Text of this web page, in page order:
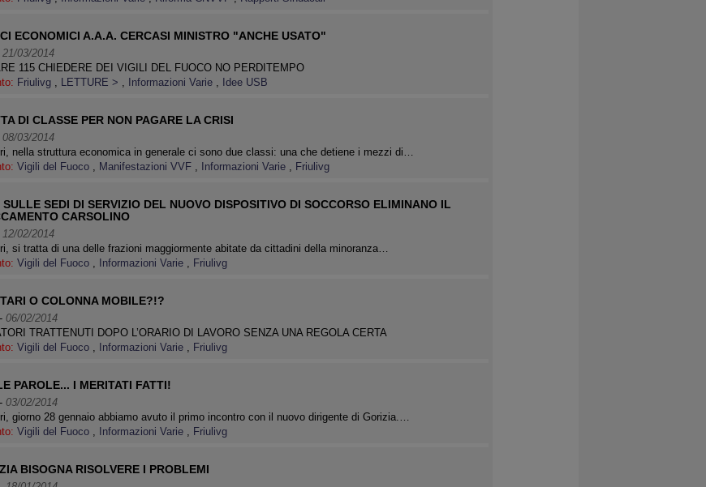
ECONOMICI A.A.A. CERCASI MINISTRO "ANCHE USATO"
21/03/2014
115 CHIEDERE DEI VIGILI DEL FUOCO NO PERDITEMPO
Friulivg , LETTURE > , Informazioni Varie , Idee USB
DI CLASSE PER NON PAGARE LA CRISI
08/03/2014
nella struttura economica in generale ci sono due classi: una che detiene i mezzi di…
Vigili del Fuoco , Manifestazioni VVF , Informazioni Varie , Friulivg
SEDI DI SERVIZIO DEL NUOVO DISPOSITIVO DI SOCCORSO ELIMINANO IL
CARSOLINO
12/02/2014
si tratta di una delle frazioni maggiormente abitate da cittadini della minoranza…
Vigili del Fuoco , Informazioni Varie , Friulivg
O COLONNA MOBILE?!?
06/02/2014
TRATTENUTI DOPO L’ORARIO DI LAVORO SENZA UNA REGOLA CERTA
Vigili del Fuoco , Informazioni Varie , Friulivg
PAROLE... I MERITATI FATTI!
03/02/2014
giorno 28 gennaio abbiamo avuto il primo incontro con il nuovo dirigente di Gorizia.…
Vigili del Fuoco , Informazioni Varie , Friulivg
BISOGNA RISOLVERE I PROBLEMI